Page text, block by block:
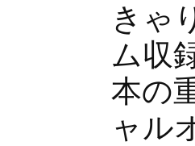
きゃ
ム収
本の
ャル